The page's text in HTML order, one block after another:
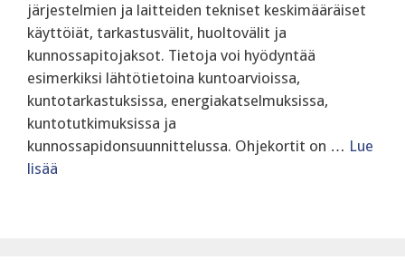
järjestelmien ja laitteiden tekniset keskimääräiset
käyttöiät, tarkastusvälit, huoltovälit ja
kunnossapitojaksot. Tietoja voi hyödyntää
esimerkiksi lähtötietoina kuntoarvioissa,
kuntotarkastuksissa, energiakatselmuksissa,
kuntotutkimuksissa ja
kunnossapidonsuunnittelussa. Ohjekortit on … Lue
lisää